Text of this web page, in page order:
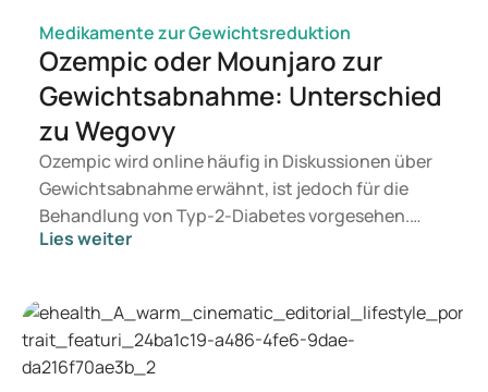
Medikamente zur Gewichtsreduktion
Ozempic oder Mounjaro zur
Gewichtsabnahme: Unterschied
zu Wegovy
Ozempic wird online häufig in Diskussionen über
Gewichtsabnahme erwähnt, ist jedoch für die
Behandlung von Typ-2-Diabetes vorgesehen.
Wenn Sie eine Therapie zur Gewichtskontrolle
Sie geeignet ist, entscheidet ein Arzt auf
Grundlage Ihrer Gesundheit, Ihres BMI und Ihres
Medikamentenkonsums.
Lies weiter